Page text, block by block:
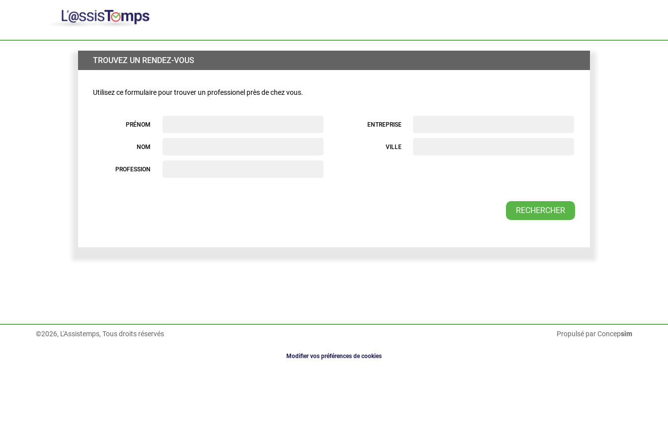
TROUVEZ UN RENDEZ-VOUS
Utilisez ce formulaire pour trouver un professionel près de chez vous.
PRÉNOM
NOM
PROFESSION
ENTREPRISE
VILLE
©2026, L'Assistemps, Tous droits réservés Propulsé parConcepsim
Modifier vos préférences de cookies